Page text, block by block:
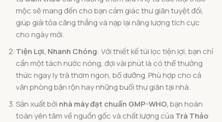
mộc sẽ mang đến cho bạn cảm giác thư giãn tuyệt đối,
giúp giải tỏa căng thẳng và nạp lại năng lượng tích cực
cho ngày mới.
Tiện Lợi, Nhanh Chóng: Với thiết kế túi lọc tiện lợi, bạn chỉ
cần một tách nước nóng, đợi vài phút là có thể thưởng
thức ngay ly trà thơm ngon, bổ dưỡng. Phù hợp cho cả
văn phòng bận rộn hay những buổi thư giãn tại nhà.
Sản xuất bởi nhà máy đạt chuẩn GMP-WHO,bạn hoàn
toàn yên tâm về nguồn gốc và chất lượng của Trà Thảo